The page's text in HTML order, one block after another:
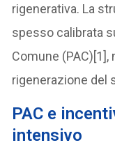
rigenerativa. La
spesso calibrata
Comune
rigenerazione del
PAC e
intensivo